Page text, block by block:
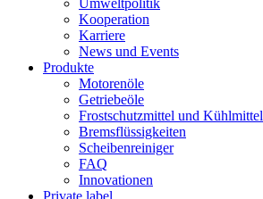
Umweltpolitik
Kooperation
Karriere
News und Events
Produkte
Motorenöle
Getriebeöle
Frostschutzmittel und Kühlmittel
Bremsflüssigkeiten
Scheibenreiniger
FAQ
Innovationen
Private label